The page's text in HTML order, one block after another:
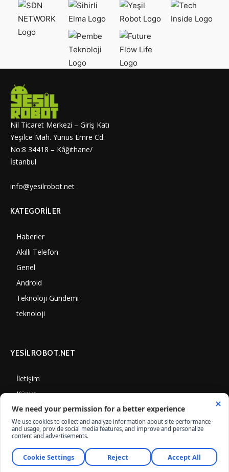
Nil Ticaret Merkezi – Giriş Katı
Yeşilce Mah. Yunus Emre Cd.
No:8 34418 – Kâğıthane/
İstanbul
info@yesilrobot.net
KATEGORILER
Haberler
Akıllı Telefon
Genel
Android
Teknoloji Gündemi
teknoloji
YESİLROBOT.NET
İletişim
Künye
Gizlilik Politikası
Çerez Kullanımı